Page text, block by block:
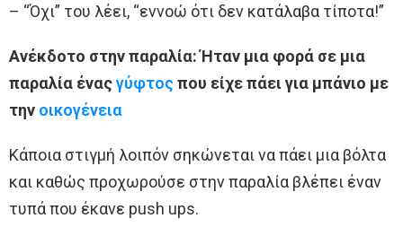
– “Όχι” του λέει, “εννοώ ότι δεν κατάλαβα τίποτα!”
Ανέκδοτο στην παραλία: Ήταν μια φορά σε μια
παραλία έναςγύφτος που είχε πάει για μπάνιο με
την οικογένεια
Κάποια στιγμή λοιπόν σηκώνεται να πάει μια βόλτα
και καθώς προχωρούσε στην παραλία βλέπει έναν
τυπά που έκανε push ups.